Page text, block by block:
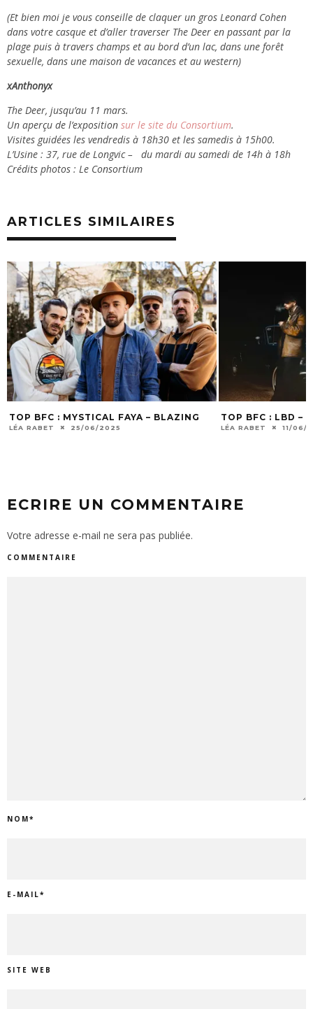
(Et bien moi je vous conseille de claquer un gros Leonard Cohen
dans votre casque et d’aller traverser The Deer en passant par la
plage puis à travers champs et au bord d’un lac, dans une forêt
sexuelle, dans une maison de vacances et au western)
xAnthonyx
The Deer, jusqu’au 11 mars.
Un aperçu de l’exposition sur le site du Consortium.
Visites guidées les vendredis à 18h30 et les samedis à 15h00.
L’Usine : 37, rue de Longvic – du mardi au samedi de 14h à 18h
Crédits photos : Le Consortium
ARTICLES SIMILAIRES
TOP BFC : MYSTICAL FAYA – BLAZING
LÉA RABET 25/06/2025
TOP BFC : LBD –
LÉA RABET 11/06/
ECRIRE UN COMMENTAIRE
Votre adresse e-mail ne sera pas publiée.
COMMENTAIRE
NOM*
E-MAIL*
SITE WEB